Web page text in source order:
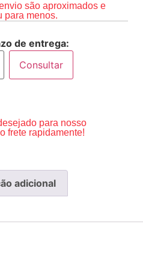
são aproximados e
para menos.
de entrega:
Consultar
para nosso
frete rapidamente!
adicional